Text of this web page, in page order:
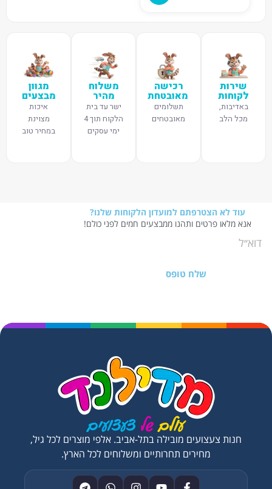
שירות
לקוחות
באדיבות,
מכל הלב
רכישה
מאובטחת
תשלומים
מאובטחים
משלוח
מהיר
ישר עד בית
הלקוח תוך 4
ימי עסקים
מגוון
מבצעים
איכות
מצוינת
במחיר טוב
עוד לא הצטרפתם למועדון הלקוחות שלנו?
אנא מלאו פרטים ותהנו ממבצעים חמים לפני כולם!
שלח טופס
חנות צעצועים מובילה בתל-אביב. אלפי מוצרים לכל גיל,
מחירים תחרותיים ומשלוחים לכל הארץ.